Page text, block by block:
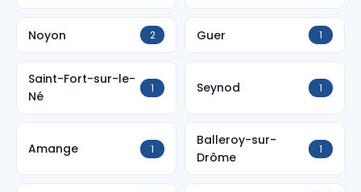
Noyon 2 Guer 1
Saint-Fort-sur-le-
Né
1 Seynod 1
Amange 1
Balleroy-sur-
Drôme
1